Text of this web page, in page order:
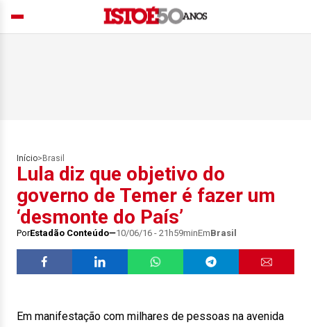
Início> Brasil
Lula diz que objetivo do
governo de Temer é fazer um
‘desmonte do País’
PorEstadão Conteúdo 10/06/16 - 21h59minEmBrasil
Em manifestação com milhares de pessoas na avenida